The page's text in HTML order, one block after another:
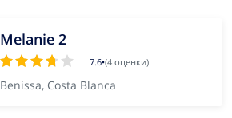
Melanie 2
7.6•(4 оценки)
Benissa, Costa Blanca